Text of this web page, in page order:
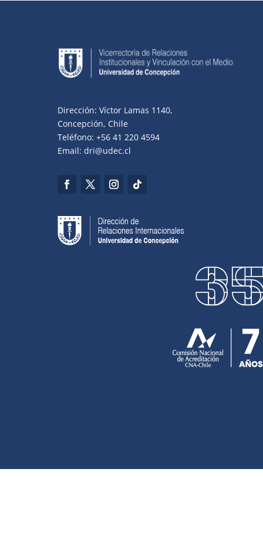
Dirección: Víctor Lamas 1140,
Concepción, Chile
Teléfono: +56 41 220 4594
Email: dri@udec.cl